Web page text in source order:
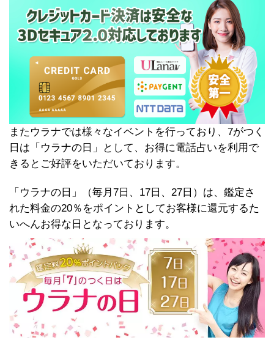
またウラナでは様々なイベントを行っており、7がつく
日は「ウラナの日」として、お得に電話占いを利用で
きるとご好評をいただいております。
「ウラナの日」（毎月7日、17日、27日）は、鑑定さ
れた料金の20％をポイントとしてお客様に還元するた
いへんお得な日となっております。